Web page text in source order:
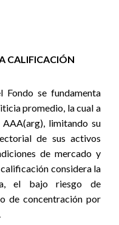
CALIFICACIÓN
se fundamenta
promedio, la cual a
limitando su
de sus activos
de mercado y
considera la
el bajo riesgo de
de concentración por